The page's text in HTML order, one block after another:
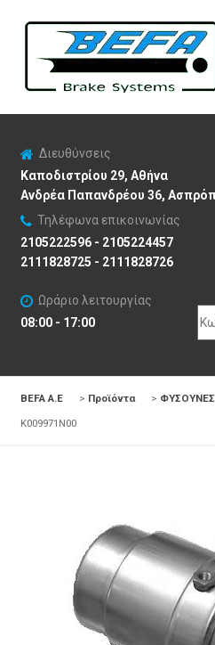
Διευθύνσεις
Καποδιστρίου 29, Αθήνα
Ανδρέα Παπανδρέου 36,
Τηλέφωνα επικοινωνίας
2105222596 - 2105224457
2111828725 - 2111828726
Ωράριο λειτουργίας
08:00 - 17:00
for:
BEFA Α.Ε > Προϊόντα > ΦΥΣΟΥΝΕΣ
K009971N00